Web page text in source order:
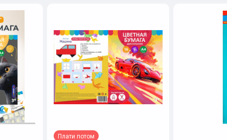
Плати потом